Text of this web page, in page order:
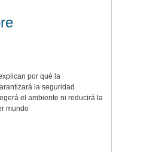
por qué la
la seguridad
el ambiente ni reducirá la
mundo